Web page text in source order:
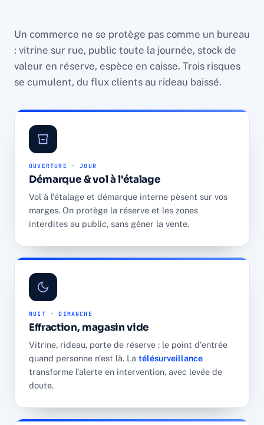
Un commerce ne se protège pas comme un bureau
: vitrine sur rue, public toute la journée, stock de
valeur en réserve, espèce en caisse. Trois risques
se cumulent, du flux clients au rideau baissé.
OUVERTURE · JOUR
Démarque & vol à l'étalage
Vol à l'étalage et démarque interne pèsent sur vos
marges. On protège la réserve et les zones
interdites au public, sans gêner la vente.
NUIT · DIMANCHE
Effraction, magasin vide
Vitrine, rideau, porte de réserve : le point d'entrée
quand personne n'est là. La télésurveillance
transforme l'alerte en intervention, avec levée de
doute.